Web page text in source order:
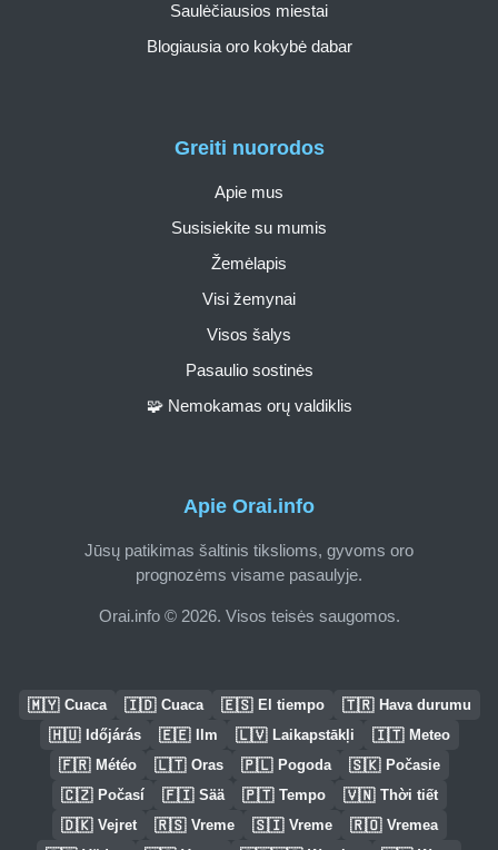
Apie Orai.info
Jūsų patikimas šaltinis tikslioms, gyvoms oro
prognozėms visame pasaulyje.
Orai.info © 2026. Visos teisės saugomos.
Greiti nuorodos
Apie mus
Susisiekite su mumis
Žemėlapis
Visi žemynai
Visos šalys
Pasaulio sostinės
🧩 Nemokamas orų valdiklis
Saulėčiausios miestai
Blogiausia oro kokybė dabar
🇲🇾 Cuaca 🇮🇩 Cuaca 🇪🇸 El tiempo 🇹🇷 Hava durumu
🇭🇺 Időjárás 🇪🇪 Ilm 🇱🇻 Laikapstākļi 🇮🇹 Meteo
🇫🇷 Météo 🇱🇹 Oras 🇵🇱 Pogoda 🇸🇰 Počasie
🇨🇿 Počasí 🇫🇮 Sää 🇵🇹 Tempo 🇻🇳 Thời tiết
🇩🇰 Vejret 🇷🇸 Vreme 🇸🇮 Vreme 🇷🇴 Vremea